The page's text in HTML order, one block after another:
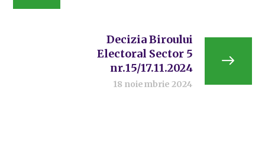
Decizia Biroului
Electoral Sector 5
nr.15/17.11.2024
18 noiembrie 2024